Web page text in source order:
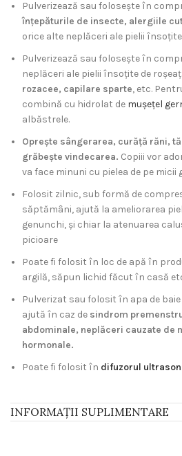
Pulverizează sau folosește în
înțepăturile de insecte, alergiile
orice alte neplăceri ale pielii
Pulverizează sau folosește în
neplăceri ale pielii însoțite de
rozacee, capilare sparte, etc.
combină cu hidrolat de mușețel
albăstrele.
Oprește sângerarea, curăță răni,
grăbește vindecarea. Copiii vor
va face minuni cu pielea de pe
Folosit zilnic, sub formă de
săptămâni, ajută la ameliorarea
genunchi, și chiar la atenuarea
picioare
Poate fi folosit în loc de apă în
argilă, săpun lichid făcut în casă
Pulverizat sau folosit în apa de
ajută în caz de sindrom
abdominale, neplăceri cauzate de
hormonale.
Poate fi folosit în difuzorul
INFORMAȚII SUPLIMENTARE